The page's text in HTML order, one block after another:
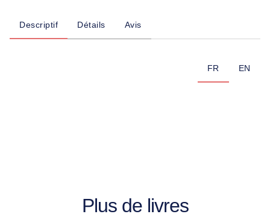
Descriptif Détails Avis
FR EN
Plus de livres